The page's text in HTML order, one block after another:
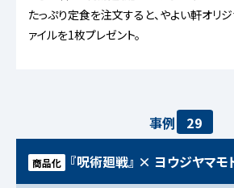
たっぷり定食を注文すると、やよい軒オリ
ァイルを1枚プレゼント。
事例 29
商品化 『呪術廻戦』 × ヨウジヤマモ